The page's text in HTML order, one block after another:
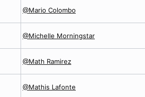
@Mario Colombo
@Michelle Morningstar
@Math Ramirez
@Mathis Lafonte